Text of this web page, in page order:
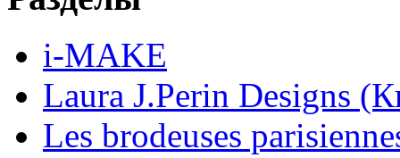
i-MAKE
Laura J.Perin Designs
Les brodeuses